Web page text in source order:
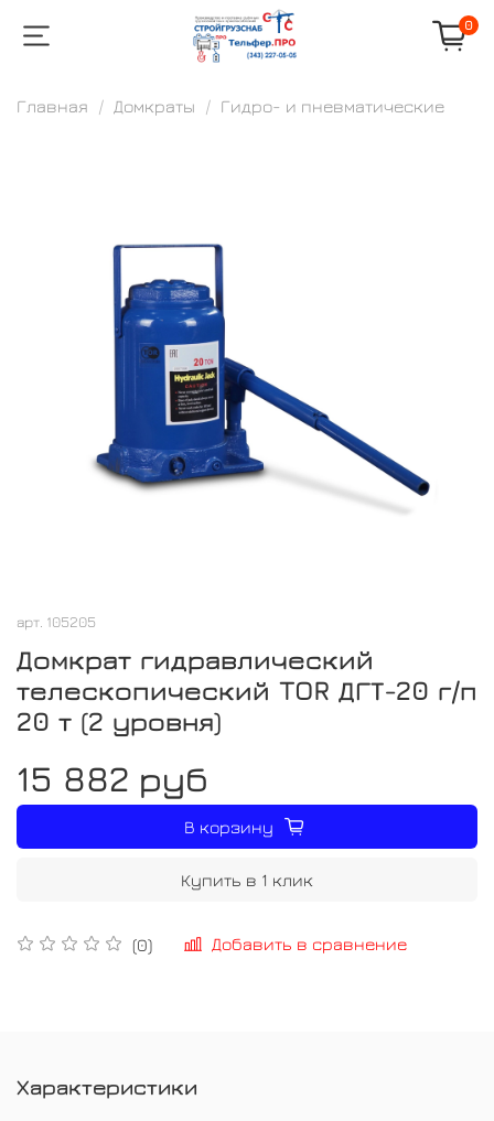
0
Главная Домкраты Гидро- и пневматические
арт. 105205
Домкрат гидравлический
телескопический TOR ДГТ-20 г/п
20 т (2 уровня)
(0) Добавить в сравнение
15 882 руб
В корзину
Купить в 1 клик
Характеристики